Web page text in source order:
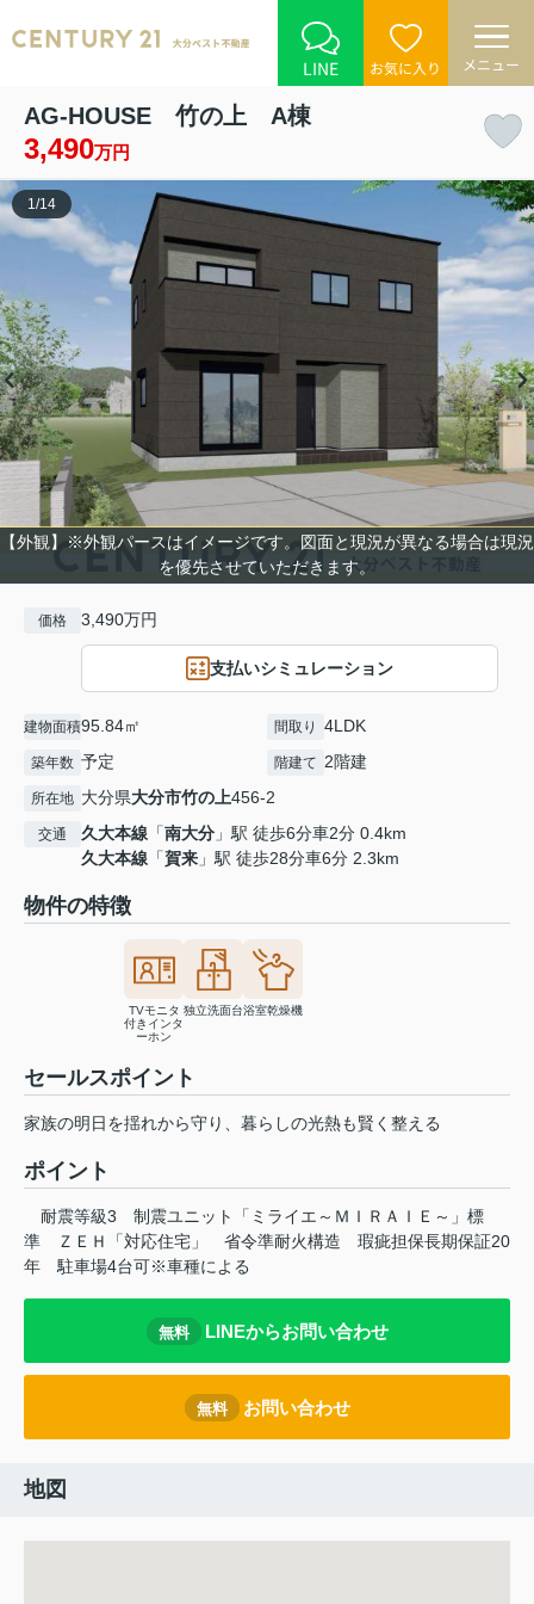
LINE お気に入り メニュー
AG-HOUSE 竹の上 A棟
3,490万円
【外観】※外観パースはイメージです。図面と現況が異なる場合は現況
を優先させていただきます。
1 /14
価格 3,490万円
支払いシミュレーション
建物面積95.84㎡ 間取り 4LDK
築年数 予定 階建て 2階建
所在地 大分県大分市竹の上456-2
交通 久大本線 「南大分 」駅 徒歩6分車2分 0.4km
久大本線 「賀来 」駅 徒歩28分車6分 2.3km
物件の特徴
TVモニタ
付きインタ
ーホン
独立洗面台浴室乾燥機
セールスポイント
家族の明日を揺れから守り、暮らしの光熱も賢く整える
ポイント
耐震等級3
制震ユニット「ミライエ～ＭＩＲＡＩＥ～」標
準
ＺＥＨ「対応住宅」 省令準耐火構造
瑕疵担保長期保証20
年
駐車場4台可※車種による
無料 LINEからお問い合わせ
無料 お問い合わせ
地図